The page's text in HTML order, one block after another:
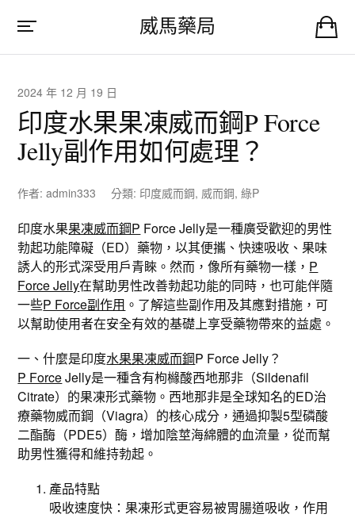
威馬藥局
2024 年 12 月 19 日
印度水果果凍威而鋼P Force
Jelly副作用如何處理？
作者:admin333 分類: 印度威而鋼, 威而鋼,綠P
印度水果果凍威而鋼P Force Jelly是一種廣受歡迎的男性
勃起功能障礙（ED）藥物，以其便攜、快速吸收、果味
誘人的形式深受用戶青睞。然而，像所有藥物一樣， P
Force Jelly在幫助男性改善勃起功能的同時，也可能伴隨
一些P Force副作用 。了解這些副作用及其應對措施，可
以幫助使用者在安全有效的基礎上享受藥物帶來的益處。
一、什麼是印度水果果凍威而鋼P Force Jelly？
P ForceJelly是一種含有枸櫞酸西地那非（Sildenafil
Citrate）的果凍形式藥物。西地那非是全球知名的ED治
療藥物威而鋼（Viagra）的核心成分，通過抑製5型磷酸
二酯酶（PDE5）酶，增加陰莖海綿體的血流量，從而幫
助男性獲得和維持勃起。
產品特點
吸收速度快：果凍形式更容易被胃腸道吸收，作用